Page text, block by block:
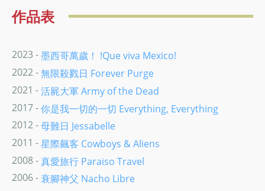
作品表
2023 -墨西哥萬歲！ !Que viva Mexico!
2022 -無限殺戮日 Forever Purge
2021 -活屍大軍 Army of the Dead
2017 -你是我一切的一切 Everything, Everything
2012 -母難日 Jessabelle
2011 -星際飆客 Cowboys & Aliens
2008 -真愛旅行 Paraiso Travel
2006 -衰腳神父 Nacho Libre